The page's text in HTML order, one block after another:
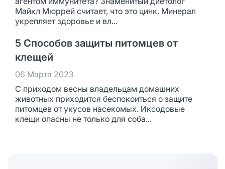
Майкл Мюррей считает, что это цинк. Минерал
укрепляет здоровье и вл...
5 Способов защиты питомцев от
клещей
06 Марта 2023
С приходом весны владельцам домашних
животных приходится беспокоиться о защите
питомцев от укусов насекомых. Иксодовые
клещи опасны не только для соба...